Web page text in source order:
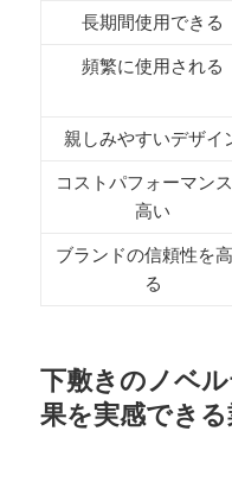
長期間使用できる
頻繁に使用される
親しみやすいデザイ
コストパフォーマン
高い
ブランドの信頼性を
る
下敷きのノベ
果を実感でき